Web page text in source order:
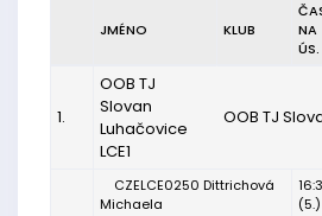
JMÉNO KLUB
NA
ÚS.
1.
OOB TJ
Slovan
Luhačovice
LCE1
OOB TJ
CZELCE0250 Dittrichová
Michaela
(5.)